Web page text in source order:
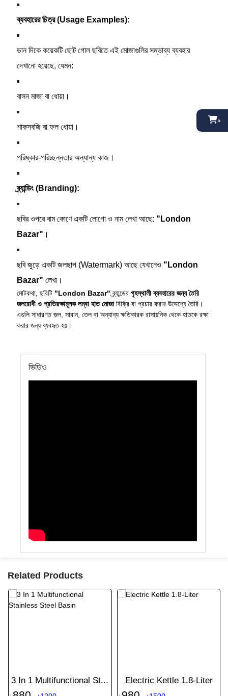
ব্যবহারের চিত্র (Usage Examples):
ডান দিকে কয়েকটি ছোট গোল ছবিতে এই মোজাগুলির সম্ভাব্য ব্যবহার
দেখানো হয়েছে, যেমন:
বাসন মাজা বা ধোয়া।
শাকসবজি বা ফল ধোয়া।
পরিষ্কার-পরিচ্ছন্নতার অন্যান্য কাজ।
ব্র্যান্ডিং (Branding):
ছবির ওপরে বাম কোণে একটি লোগো ও নাম লেখা আছে: "London
Bazar" ।
ছবি জুড়ে একটি জলছাপ (Watermark) আছে যেখানেও "London
Bazar" লেখা।
মোটকথা, ছবিটি "London Bazar"ব্র্যান্ডেরগৃহস্থালী ব্যবহারের জন্য তৈরি
জলরোধী ও প্রতিরক্ষামূলক লম্বা হাত মোজাবিক্রি বা প্রচার করার উদ্দেশ্যে তৈরি।
এগুলি সাধারণত জল, সাবান, তেল বা অন্যান্য ক্ষতিকারক রাসায়নিক থেকে হাতকে রক্ষা
করার জন্য ব্যবহৃত হয়।
ভিডিও
Related Products
3 In 1 Multifunctional St... Electric Kettle 1.8-Liter
০